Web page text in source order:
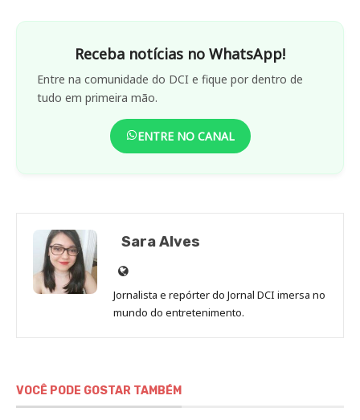
Receba notícias no WhatsApp!
Entre na comunidade do DCI e fique por dentro de
tudo em primeira mão.
ENTRE NO CANAL
Sara Alves
Site
de
Sara
Jornalista e repórter do Jornal DCI imersa no
mundo do entretenimento.
VOCÊ PODE GOSTAR TAMBÉM